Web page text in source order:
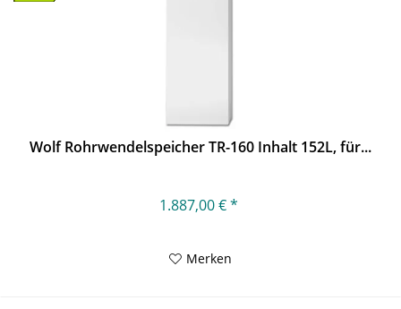
Wolf Rohrwendelspeicher TR-160 Inhalt 152L, für...
1.887,00 € *
Merken